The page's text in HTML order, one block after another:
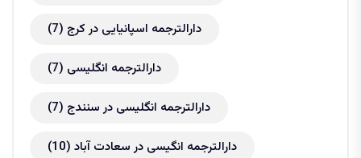
دارالترجمه اسپانیایی در کرج (7)
دارالترجمه انگلیسی (7)
دارالترجمه انگلیسی در سنندج (7)
دارالترجمه انگیسی در سعادت آباد (10)